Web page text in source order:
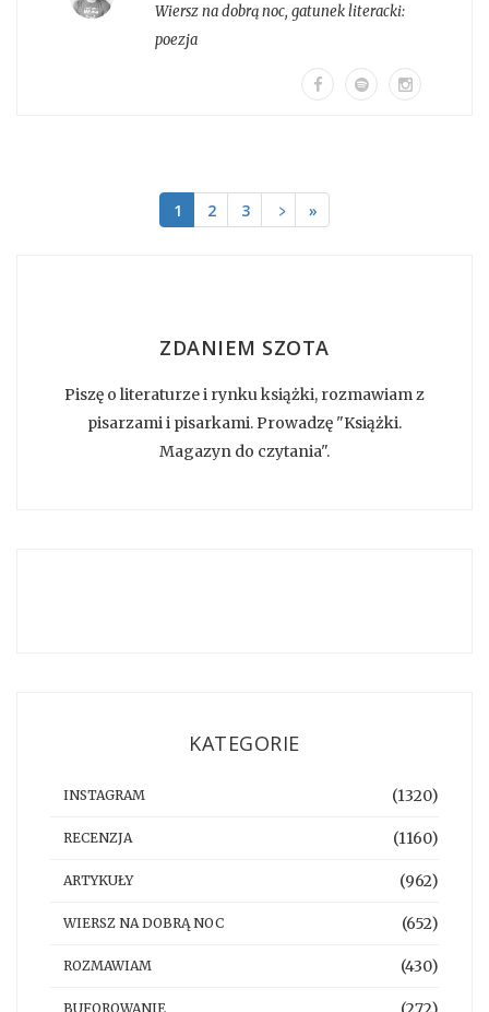
Wiersz na dobrą noc, gatunek literacki:
poezja
1 2 3 ﹥ »
ZDANIEM SZOTA
Piszę o literaturze i rynku książki, rozmawiam z
pisarzami i pisarkami. Prowadzę "Książki.
Magazyn do czytania".
KATEGORIE
INSTAGRAM (1320)
RECENZJA (1160)
ARTYKUŁY (962)
WIERSZ NA DOBRĄ NOC (652)
ROZMAWIAM (430)
BUFOROWANIE